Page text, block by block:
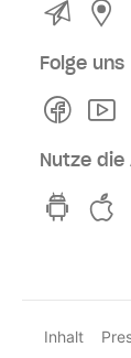
Folge uns
Nutze die
hvv
Inhalt